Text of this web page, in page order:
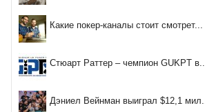
Какие покер-каналы стоит смотрет...
Стюарт Раттер – чемпион GUKPT в...
Дэниел Вейнман выиграл $12,1 мил...